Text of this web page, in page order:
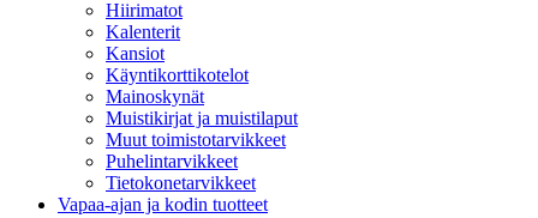
Hiirimatot
Kalenterit
Kansiot
Käyntikorttikotelot
Mainoskynät
Muistikirjat ja muistilaput
Muut toimistotarvikkeet
Puhelintarvikkeet
Tietokonetarvikkeet
Vapaa-ajan ja kodin tuotteet